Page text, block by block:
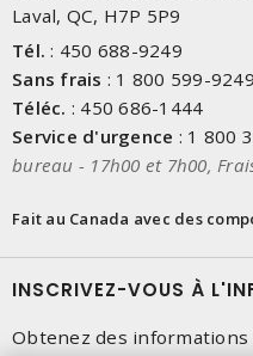
Laval, QC, H7P 5P9
Tél. : 450 688-9249
Sans frais : 1 800 599-9249
Téléc. : 450 686-1444
Service d'urgence : 1 800
bureau - 17h00 et 7h00,
Fait au Canada avec des
INSCRIVEZ-VOUS À
Obtenez des